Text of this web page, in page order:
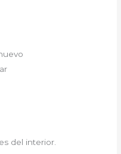
del interior.